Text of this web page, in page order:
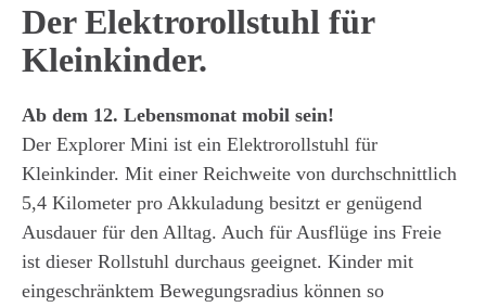
Der Elektrorollstuhl für
Kleinkinder.
Ab dem 12. Lebensmonat mobil sein!
Der Explorer Mini ist ein Elektrorollstuhl für
Kleinkinder. Mit einer Reichweite von durchschnittlich
5,4 Kilometer pro Akkuladung besitzt er genügend
Ausdauer für den Alltag. Auch für Ausflüge ins Freie
ist dieser Rollstuhl durchaus geeignet. Kinder mit
eingeschränktem Bewegungsradius können so